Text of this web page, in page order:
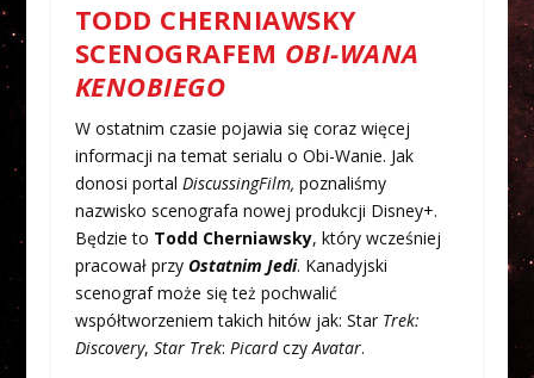
TODD CHERNIAWSKY
SCENOGRAFEM OBI-WANA
KENOBIEGO
W ostatnim czasie pojawia się coraz więcej
informacji na temat serialu o Obi-Wanie. Jak
donosi portal DiscussingFilm, poznaliśmy
nazwisko scenografa nowej produkcji Disney+.
Będzie to Todd Cherniawsky, który wcześniej
pracował przy Ostatnim Jedi. Kanadyjski
scenograf może się też pochwalić
współtworzeniem takich hitów jak: Star Trek:
Discovery, Star Trek: PicardczyAvatar.